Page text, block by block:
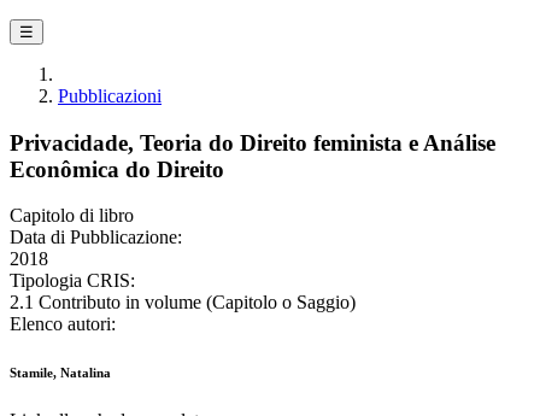
☰
Pubblicazioni
Privacidade, Teoria do Direito feminista e Análise
Econômica do Direito
Capitolo di libro
Data di Pubblicazione:
2018
Tipologia CRIS:
2.1 Contributo in volume (Capitolo o Saggio)
Elenco autori:
Stamile, Natalina